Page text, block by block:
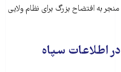
به افتضاح بزرگ برای نظام ولایی
اطلاعات سپاه